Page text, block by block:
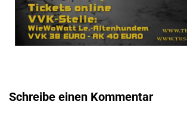
Schreibe einen Kommentar